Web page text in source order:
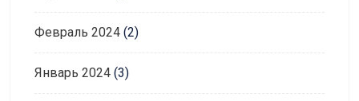
Февраль 2024 (2)
Январь 2024 (3)